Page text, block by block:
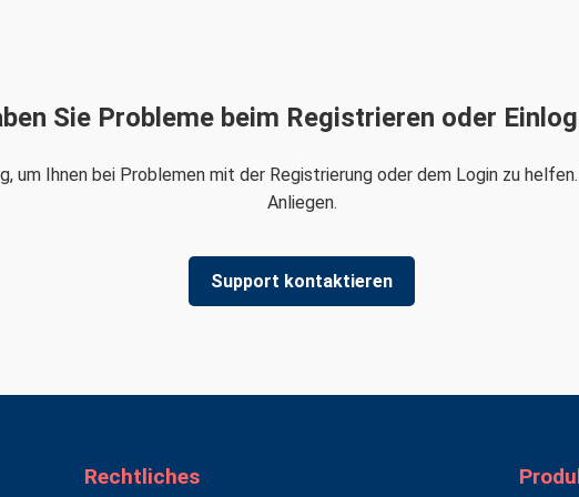
Sie Probleme beim Registrieren oder
um Ihnen bei Problemen mit der Registrierung oder dem Login zu
Anliegen.
Support kontaktieren
Rechtliches